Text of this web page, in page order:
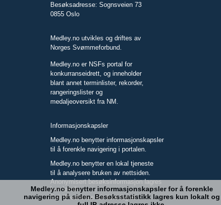
Besøksadresse: Sognsveien 73
0855 Oslo
Medley.no utvikles og driftes av
Norges Svømmeforbund.
Medley.no er NSFs portal for
konkurranseidrett, og inneholder
blant annet terminlister, rekorder,
rangeringslister og
medaljeoversikt fra NM.
Informasjonskapsler
Medley.no benytter informasjonskapsler
til å forenkle navigering i portalen.
Medley.no benytter en lokal tjeneste
til å analysere bruken av nettsiden.
Anonymisert besøksinformasjon lagres
kun lokalt.
Full IP-adresse blir ikke lagret.
Medley.no benytter informasjonskapsler for å forenkle
navigering på siden. Besøksstatistikk lagres kun lokalt og